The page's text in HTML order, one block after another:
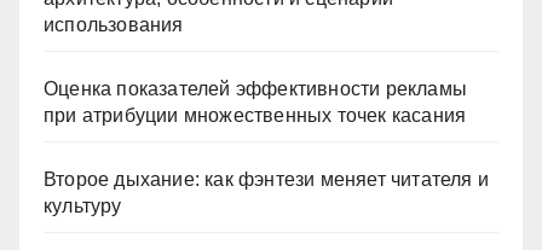
использования
Оценка показателей эффективности рекламы
при атрибуции множественных точек касания
Второе дыхание: как фэнтези меняет читателя и
культуру